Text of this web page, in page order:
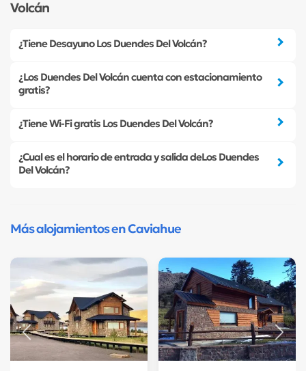
Volcán
¿Tiene Desayuno Los Duendes Del Volcán?
¿Los Duendes Del Volcán cuenta con estacionamiento
gratis?
¿Tiene Wi-Fi gratis Los Duendes Del Volcán?
¿Cual es el horario de entrada y salida deLos Duendes
Del Volcán?
Más alojamientos en Caviahue